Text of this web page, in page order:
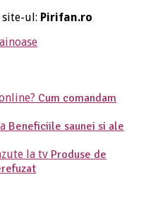
ul: Pirifan.ro
Cum comandam
Beneficiile saunei si ale
Produse de